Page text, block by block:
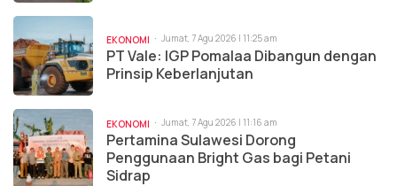
EKONOMI Jumat, 7 Agu 2026 | 11:25 am
PT Vale: IGP Pomalaa Dibangun dengan
Prinsip Keberlanjutan
EKONOMI Jumat, 7 Agu 2026 | 11:16 am
Pertamina Sulawesi Dorong
Penggunaan Bright Gas bagi Petani
Sidrap